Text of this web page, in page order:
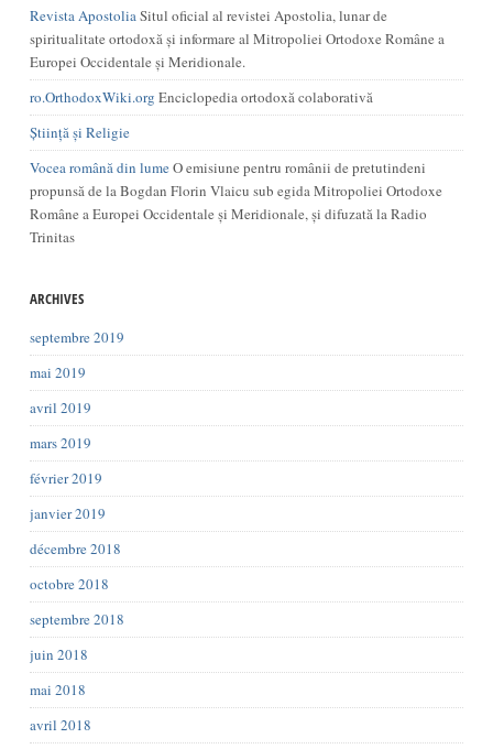
Revista ApostoliaSitul oficial al revistei Apostolia, lunar de
spiritualitate ortodoxă și informare al Mitropoliei Ortodoxe Române a
Europei Occidentale și Meridionale.
ro.OrthodoxWiki.org Enciclopedia ortodoxă colaborativă
Știință și Religie
Vocea română din lumeO emisiune pentru românii de pretutindeni
propunsă de la Bogdan Florin Vlaicu sub egida Mitropoliei Ortodoxe
Române a Europei Occidentale și Meridionale, și difuzată la Radio
Trinitas
ARCHIVES
septembre 2019
mai 2019
avril 2019
mars 2019
février 2019
janvier 2019
décembre 2018
octobre 2018
septembre 2018
juin 2018
mai 2018
avril 2018